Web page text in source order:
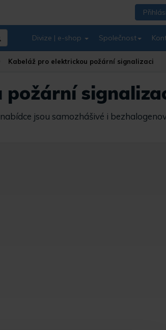
Divize | e-shop Společnost
Kabeláž pro elektrickou požární signalizaci
jsou samozhášivé i